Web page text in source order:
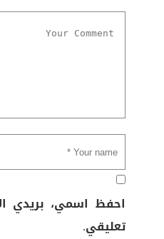
احفظ اسمي، بريدي
تعليقي.